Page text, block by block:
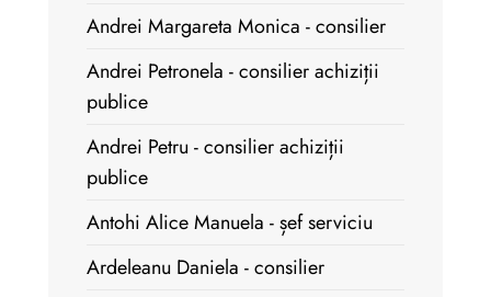
Andrei Margareta Monica - consilier
Andrei Petronela - consilier achiziții
publice
Andrei Petru - consilier achiziții
publice
Antohi Alice Manuela - șef serviciu
Ardeleanu Daniela - consilier